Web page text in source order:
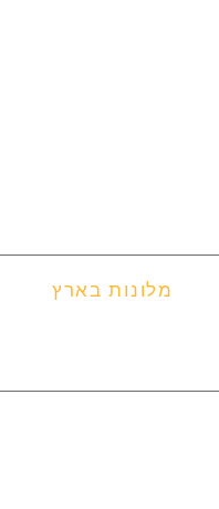
מלונות בארץ